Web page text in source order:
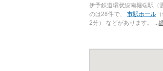
伊予鉄道環状線南堀端駅（
のは28件で、 市駅ホール
2分） などがあります。